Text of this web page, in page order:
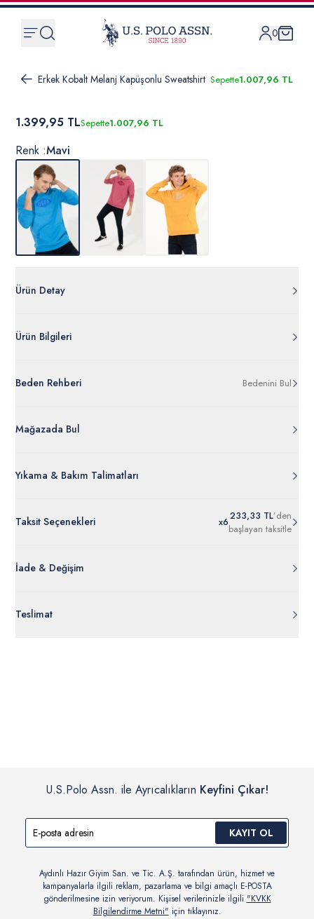
0
Erkek Kobalt Melanj Kapüşonlu Sweatshirt Sepette1.007,96 TL
1.399,95 TLSepette1.007,96 TL
Renk :Mavi
Ürün Detay
Ürün Bilgileri
%85 Pamuk %15 Poliester
Ürün Bilgileri Ayrıntılarını Görüntüle
Beden Rehberi Bedenini Bul
Mağazada Bul
Yıkama & Bakım Talimatları
Taksit Seçenekleri x6233,33 TL’den
başlayan taksitle
İade & Değişim
açılmamış ürünlerde
Teslimat
U.S.Polo Assn. ile Ayrıcalıkların Keyfini Çıkar!
KAYIT OL
Aydınlı Hazır Giyim San. ve Tic. A.Ş. tarafından ürün, hizmet ve
kampanyalarla ilgili reklam, pazarlama ve bilgi amaçlı E-POSTA
gönderilmesine izin veriyorum. Kişisel verilerinizle ilgili "KVKK
Bilgilendirme Metni" için tıklayınız.